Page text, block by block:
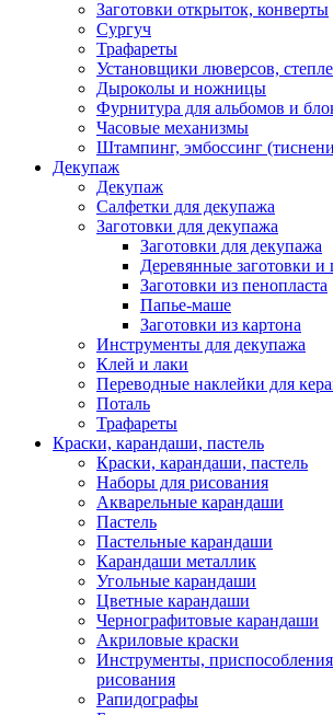
Заготовки открыток, конверты
Сургуч
Трафареты
Установщики люверсов,
Дыроколы и ножницы
Фурнитура для альбомов и
Часовые механизмы
Штампинг, эмбоссинг
Декупаж
Декупаж
Салфетки для декупажа
Заготовки для декупажа
Заготовки для декупажа
Деревянные заготовки и
Заготовки из пенопласта
Папье-маше
Заготовки из картона
Инструменты для декупажа
Клей и лаки
Переводные наклейки для
Поталь
Трафареты
Краски, карандаши, пастель
Краски, карандаши, пастель
Наборы для рисования
Акварельные карандаши
Пастель
Пастельные карандаши
Карандаши металлик
Угольные карандаши
Цветные карандаши
Чернографитовые карандаши
Акриловые краски
Инструменты,
рисования
Рапидографы